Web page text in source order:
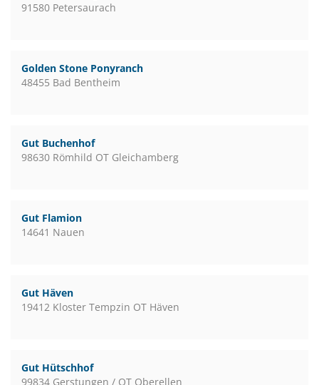
91580 Petersaurach
Golden Stone Ponyranch
48455 Bad Bentheim
Gut Buchenhof
98630 Römhild OT Gleichamberg
Gut Flamion
14641 Nauen
Gut Häven
19412 Kloster Tempzin OT Häven
Gut Hütschhof
99834 Gerstungen / OT Oberellen